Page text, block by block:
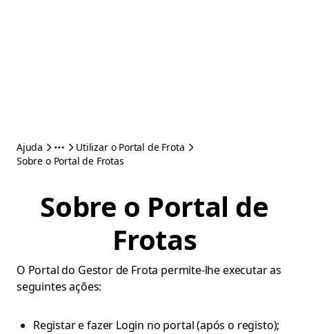
Ajuda
Utilizar o Portal de Frota
Sobre o Portal de Frotas
Sobre o Portal de
Frotas
O Portal do Gestor de Frota permite-lhe executar as
seguintes ações:
Registar e fazer Login no portal (após o registo);